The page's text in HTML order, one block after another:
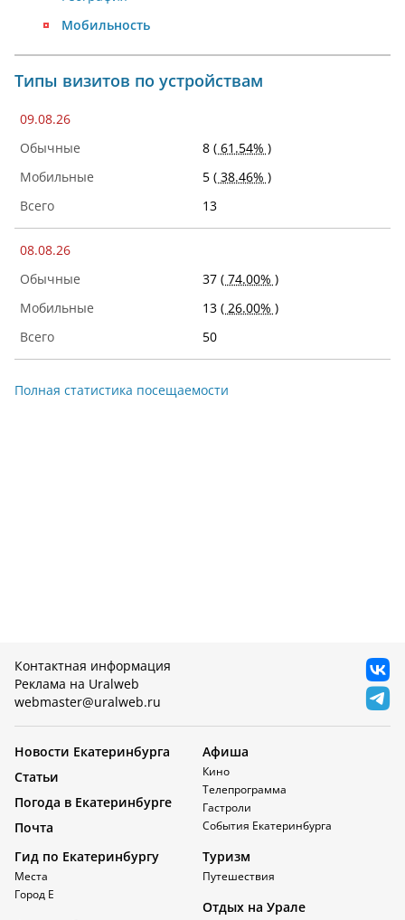
Мобильность
Типы визитов по устройствам
09.08.26
8 ( 61.54% )
5 ( 38.46% )
13
08.08.26
37 ( 74.00% )
13 ( 26.00% )
50
Полная статистика посещаемости
Контактная информация
Реклама на Uralweb
webmaster@uralweb.ru
Новости Екатеринбурга
Статьи
Погода в Екатеринбурге
Почта
Афиша
Кино
Телепрограмма
Гастроли
События Екатеринбурга
Гид по Екатеринбургу
Места
Город Е
Туризм
Путешествия
Отдых на Урале